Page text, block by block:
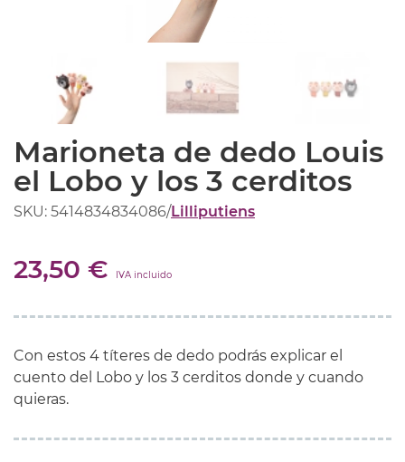
Marioneta de dedo Louis
el Lobo y los 3 cerditos
SKU: 5414834834086/Lilliputiens
23,50 € IVA incluido
Con estos 4 títeres de dedo podrás explicar el
cuento del Lobo y los 3 cerditos donde y cuando
quieras.